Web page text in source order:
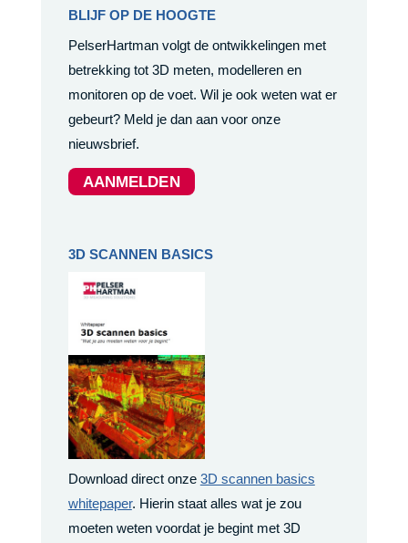
BLIJF OP DE HOOGTE
PelserHartman volgt de ontwikkelingen met
betrekking tot 3D meten, modelleren en
monitoren op de voet. Wil je ook weten wat er
gebeurt? Meld je dan aan voor onze
nieuwsbrief.
AANMELDEN
3D SCANNEN BASICS
Download direct onze 3D scannen basics
whitepaper. Hierin staat alles wat je zou
moeten weten voordat je begint met 3D